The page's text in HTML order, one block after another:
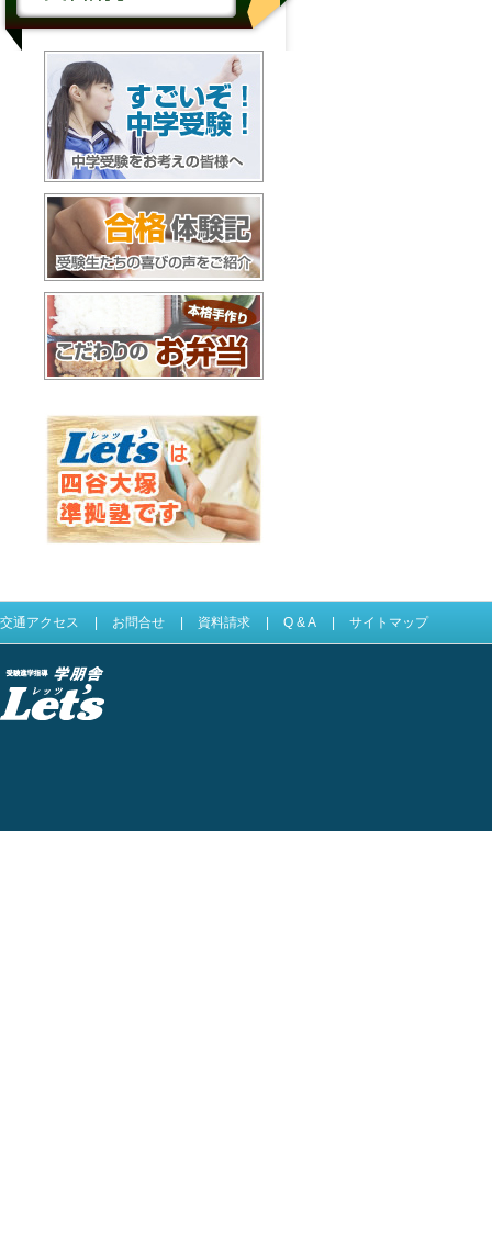
説明会お申し込み／お問合せ／資料請求はコチ
すごいぞ！中学受験
合格体験記
交通アクセス お問合せ 資料請求 Q & A サイトマップ